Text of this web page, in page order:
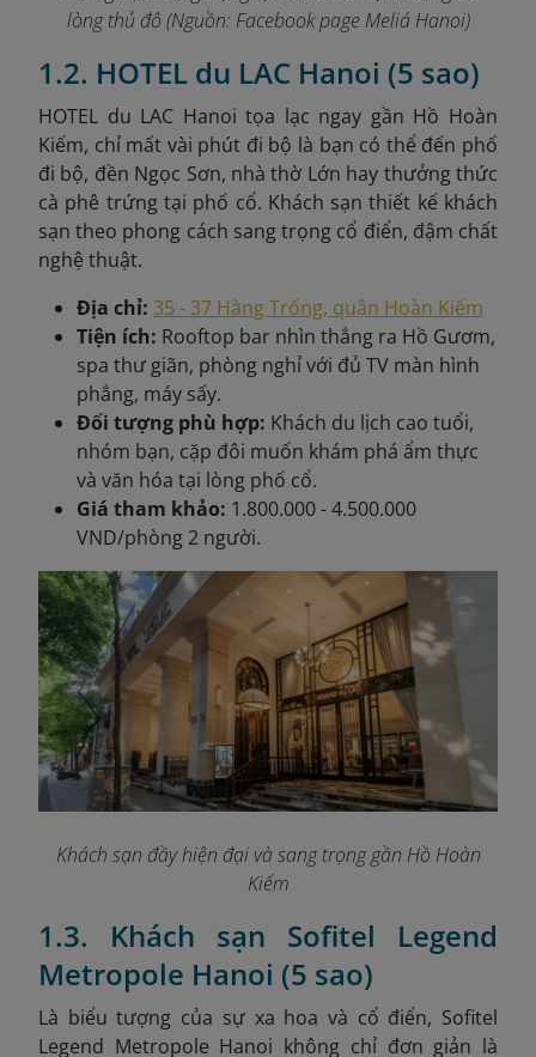
lòng thủ đô (Nguồn: Facebook page Meliá Hanoi)
1.2. HOTEL du LAC Hanoi (5 sao)
HOTEL du LAC Hanoi tọa lạc ngay gần Hồ Hoàn
Kiếm, chỉ mất vài phút đi bộ là bạn có thể đến phố
đi bộ, đền Ngọc Sơn, nhà thờ Lớn hay thưởng thức
cà phê trứng tại phố cổ. Khách sạn thiết kế khách
sạn theo phong cách sang trọng cổ điển, đậm chất
nghệ thuật.
Địa chỉ: 35 - 37 Hàng Trống, quận Hoàn Kiếm
Tiện ích: Rooftop bar nhìn thẳng ra Hồ Gươm,
spa thư giãn, phòng nghỉ với đủ TV màn hình
phẳng, máy sấy.
Đối tượng phù hợp: Khách du lịch cao tuổi,
nhóm bạn, cặp đôi muốn khám phá ẩm thực
và văn hóa tại lòng phố cổ.
Giá tham khảo: 1.800.000 - 4.500.000
VND/phòng 2 người.
Khách sạn đầy hiện đại và sang trọng gần Hồ Hoàn
Kiếm
1.3. Khách sạn Sofitel Legend
Metropole Hanoi (5 sao)
Là biểu tượng của sự xa hoa và cổ điển, Sofitel
Legend Metropole Hanoi không chỉ đơn giản là